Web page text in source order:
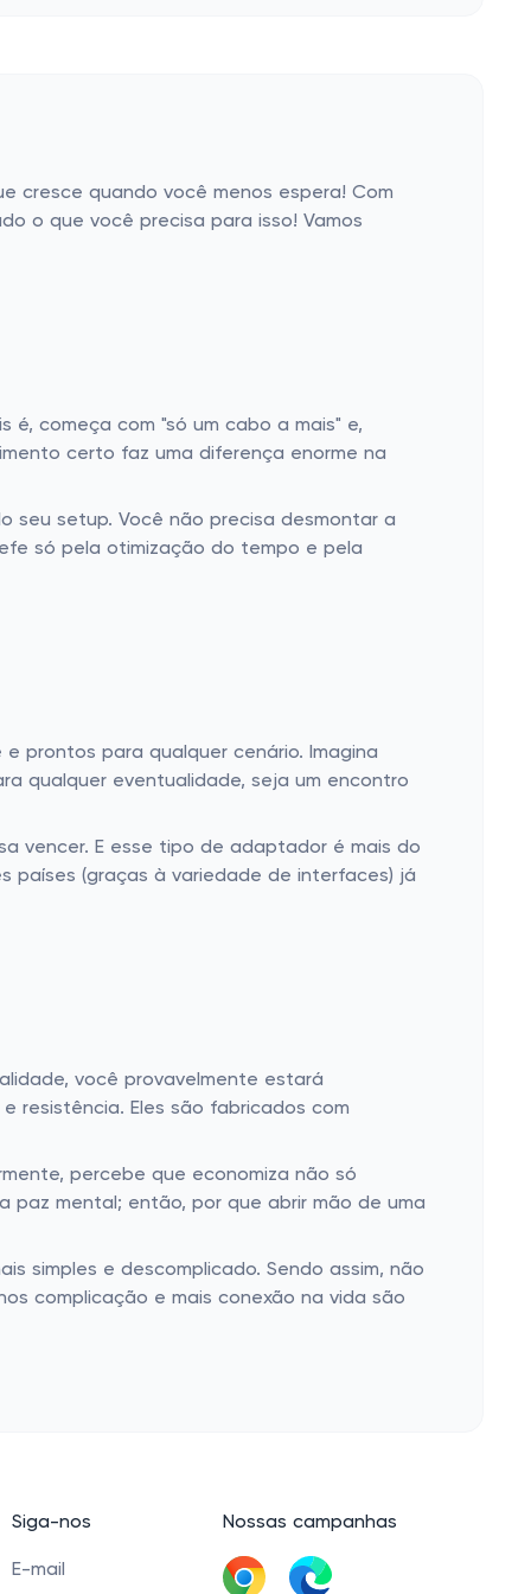
cresce quando você menos espera! Com
o que você precisa para isso! Vamos
é, começa com "só um cabo a mais" e,
certo faz uma diferença enorme na
seu setup. Você não precisa desmontar a
só pela otimização do tempo e pela
prontos para qualquer cenário. Imagina
qualquer eventualidade, seja um encontro
vencer. E esse tipo de adaptador é mais do
países (graças à variedade de interfaces) já
você provavelmente estará
resistência. Eles são fabricados com
percebe que economiza não só
paz mental; então, por que abrir mão de uma
simples e descomplicado. Sendo assim, não
complicação e mais conexão na vida são
Siga-nos
E-mail
Nossas campanhas